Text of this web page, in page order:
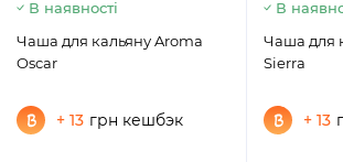
В наявності
Чаша для кальяну Aroma
Oscar
+ 13 грн кешбэк
В
Чаша для
Sierra
+ 13